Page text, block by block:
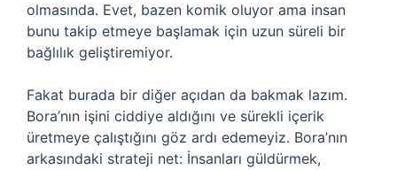
olmasında. Evet, bazen komik oluyor ama insan
bunu takip etmeye başlamak için uzun süreli bir
bağlılık geliştiremiyor.
Fakat burada bir diğer açıdan da bakmak lazım.
Bora’nın işini ciddiye aldığını ve sürekli içerik
üretmeye çalıştığını göz ardı edemeyiz. Bora’nın
arkasındaki strateji net: İnsanları güldürmek,